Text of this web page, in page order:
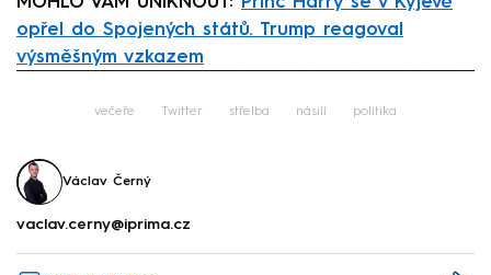
opřel do Spojených států. Trump reagoval
výsměšným vzkazem
večeře Twitter střelba násilí politika
Václav Černý
vaclav.cerny@iprima.cz